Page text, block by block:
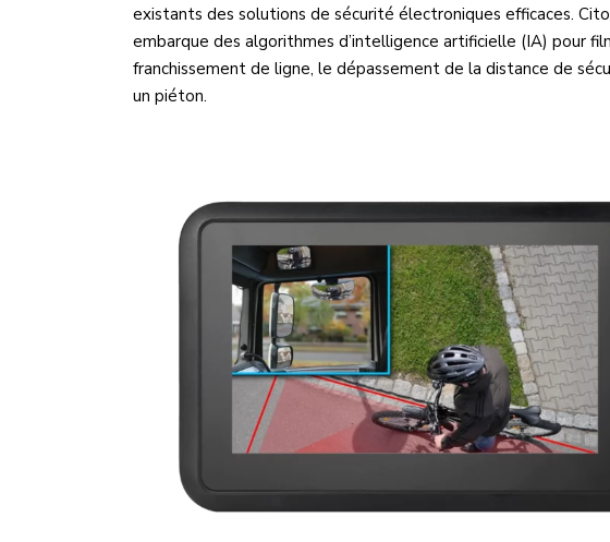
existants des solutions de sécurité électroniques efficaces.
embarque des algorithmes d’intelligence artificielle (IA) pour
franchissement de ligne, le dépassement de la distance de
un piéton.